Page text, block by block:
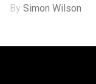
BySimon Wilson